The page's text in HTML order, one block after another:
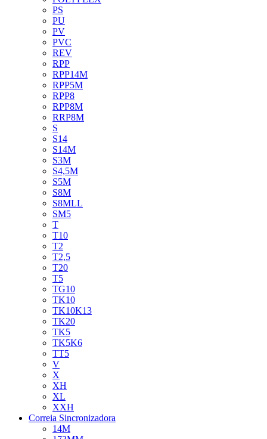
PS
PU
PV
PVC
REV
RPP
RPP14M
RPP5M
RPP8
RPP8M
RRP8M
S
S14
S14M
S3M
S4,5M
S5M
S8M
S8MLL
SM5
T
T10
T2
T2,5
T20
T5
TG10
TK10
TK10K13
TK20
TK5
TK5K6
TT5
V
X
XH
XL
XXH
Correia Sincronizadora
14M